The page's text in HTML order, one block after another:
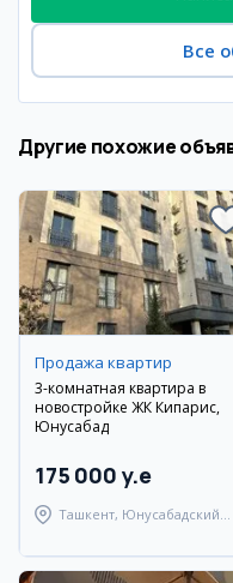
Все
Другие похожие
Продажа квартир
3-комнатная квартира в
новостройке ЖК Кипарис,
Юнусабад
175 000 y.e
Ташкент, Юнусабадский